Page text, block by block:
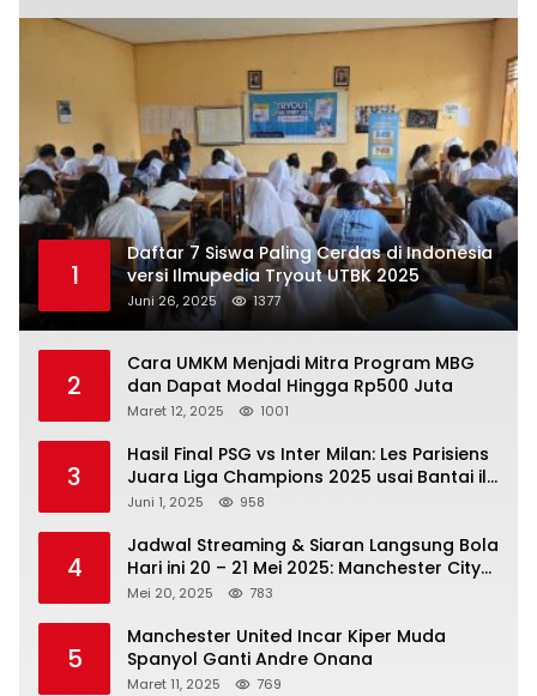
1
Daftar 7 Siswa Paling Cerdas di Indonesia
versi Ilmupedia Tryout UTBK 2025
Juni 26, 2025 1377
2
Cara UMKM Menjadi Mitra Program MBG
dan Dapat Modal Hingga Rp500 Juta
Maret 12, 2025 1001
3
Hasil Final PSG vs Inter Milan: Les Parisiens
Juara Liga Champions 2025 usai Bantai il
Nerazzurri
Juni 1, 2025 958
4
Jadwal Streaming & Siaran Langsung Bola
Hari ini 20 – 21 Mei 2025: Manchester City
vs Bournemouth
Mei 20, 2025 783
5
Manchester United Incar Kiper Muda
Spanyol Ganti Andre Onana
Maret 11, 2025 769